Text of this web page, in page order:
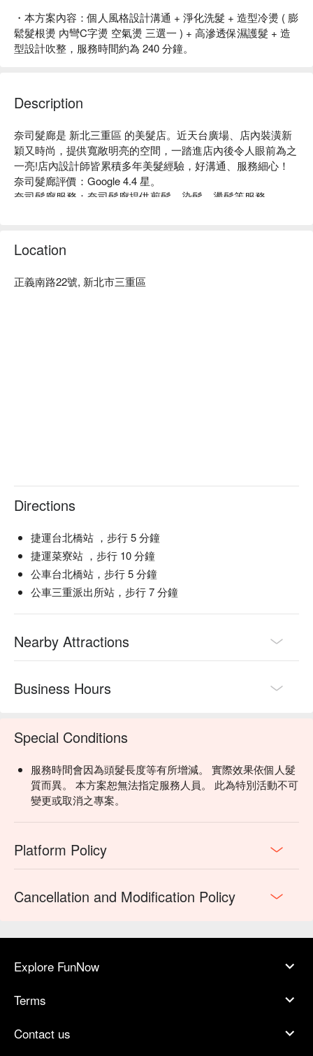
・本方案內容：個人風格設計溝通 + 淨化洗髮 + 造型冷燙 ( 膨
鬆髮根燙 內彎C字燙 空氣燙 三選一 ) + 高滲透保濕護髮 + 造
型設計吹整，服務時間約為 240 分鐘。
Description
奈司髮廊是 新北三重區 的美髮店。近天台廣場、店內裝潢新
穎又時尚，提供寬敞明亮的空間，一踏進店內後令人眼前為之
一亮!店內設計師皆累積多年美髮經驗，好溝通、服務細心！
奈司髮廊評價：Google 4.4 星。
奈司髮廊服務：奈司髮廊提供剪髮、染髮、燙髮等服務。
奈司髮廊預約、奈司髮廊價格立刻查看⬇︎
Location
正義南路22號, 新北市三重區
Directions
捷運台北橋站 ，步行 5 分鐘
捷運菜寮站 ，步行 10 分鐘
公車台北橋站，步行 5 分鐘
公車三重派出所站，步行 7 分鐘
Nearby Attractions
Business Hours
Special Conditions
服務時間會因為頭髮長度等有所增減。 實際效果依個人髮
質而異。 本方案恕無法指定服務人員。 此為特別活動不可
變更或取消之專案。
Platform Policy
Cancellation and Modification Policy
Explore FunNow
Terms
Contact us